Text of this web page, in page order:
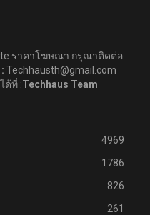
ราคาโฆษณา กรุณาติดต่อ
Techhausth@gmail.com
ด้ที่ :Techhaus Team
4969
1786
826
261